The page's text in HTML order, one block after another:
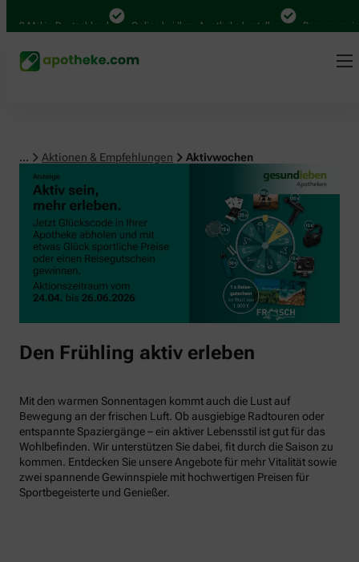
Mal in Deutschland Online bei Ihrer Apotheke bestellen Bequem
... Aktionen & Empfehlungen Aktivwochen
Den Frühling aktiv erleben
Mit den warmen Sonnentagen kommt auch die Lust auf
Bewegung an der frischen Luft. Ob ausgiebige Radtouren oder
entspannte Spaziergänge – ein aktiver Lebensstil ist gut für das
Wohlbefinden. Wir unterstützen Sie dabei, fit durch die Saison zu
kommen. Entdecken Sie unsere Angebote für mehr Vitalität sowie
zwei spannende Gewinnspiele mit hochwertigen Preisen für
Sportbegeisterte und Genießer.